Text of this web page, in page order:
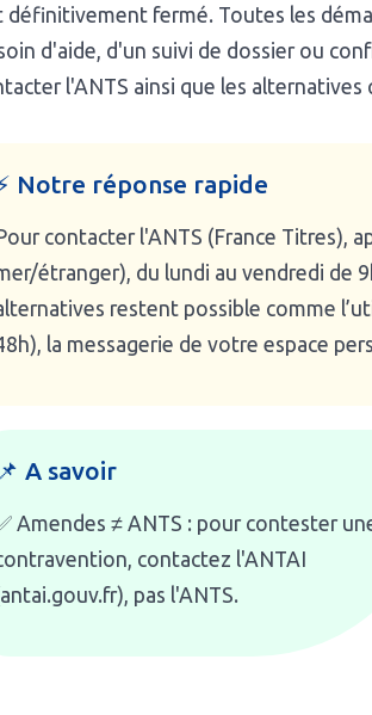
définitivement fermé. Toutes les
d'aide, d'un suivi de dossier ou
l'ANTS ainsi que les alternatives
Notre réponse rapide
contacter l'ANTS (France Titres),
étranger), du lundi au vendredi de
restent possible comme
la messagerie de votre espace
A savoir
Amendes ≠ ANTS : pour contester
contactez l'ANTAI
pas l'ANTS.